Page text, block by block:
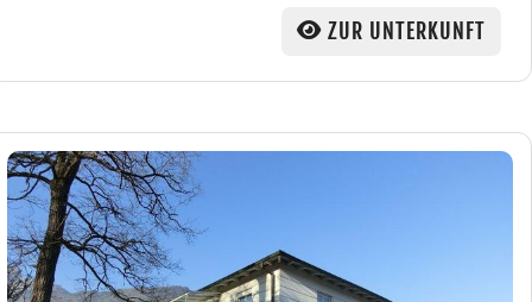
ZUR UNTERKUNFT